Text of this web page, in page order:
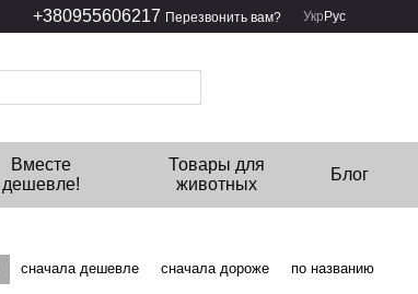
+380955606217 Перезвонить вам? Укр Рус
Вместе
дешевле!
Товары для
животных
Блог
сначала дешевле сначала дороже по названию